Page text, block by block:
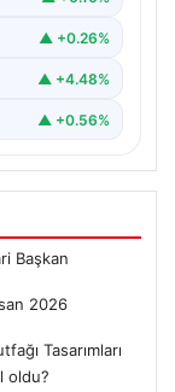
▲ +0.26%
▲ +4.48%
▲ +0.56%
Başkan
2026
Tasarımları
oldu?